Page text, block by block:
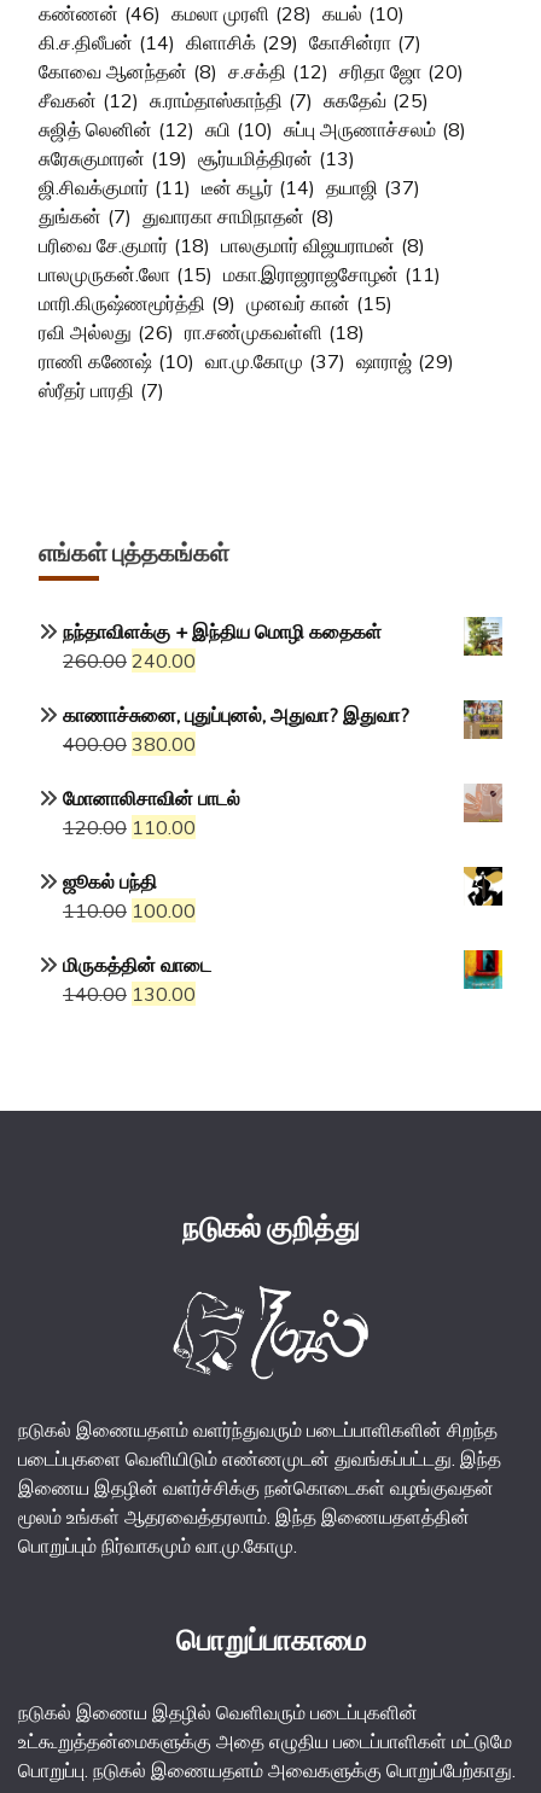
கண்ணன் (46) கமலா முரளி (28) கயல் (10)
கி.ச.திலீபன் (14) கிளாசிக் (29) கோசின்ரா (7)
கோவை ஆனந்தன் (8) ச.சக்தி (12) சரிதா ஜோ (20)
சீவகன் (12) சு.ராம்தாஸ்காந்தி (7) சுகதேவ் (25)
சுஜித் லெனின் (12) சுபி (10) சுப்பு அருணாச்சலம் (8)
சுரேசுகுமாரன் (19) சூர்யமித்திரன் (13)
ஜி.சிவக்குமார் (11) டீன் கபூர் (14) தயாஜி (37)
துங்கன் (7) துவாரகா சாமிநாதன் (8)
பரிவை சே.குமார் (18) பாலகுமார் விஜயராமன் (8)
பாலமுருகன்.லோ (15) மகா.இராஜராஜசோழன் (11)
மாரி.கிருஷ்ணமூர்த்தி (9) முனவர் கான் (15)
ரவி அல்லது (26) ரா.சண்முகவள்ளி (18)
ராணி கணேஷ் (10) வா.மு.கோமு (37) ஷாராஜ் (29)
ஸ்ரீதர் பாரதி (7)
எங்கள் புத்தகங்கள்
நந்தாவிளக்கு + இந்திய மொழி கதைகள்
260.00 Original
was:
₹260.00.
240.00
is:
காணாச்சுனை, புதுப்புனல், அதுவா? இதுவா?
400.00 Original
was:
₹400.00.
380.00
is:
மோனாலிசாவின் பாடல்
120.00 Original
was:
₹120.00.
110.00
ஜூகல் பந்தி
110.00 Original
was:
₹110.00.
100.00
is:
மிருகத்தின் வாடை
140.00 Original
130.00
நடுகல் குறித்து
நடுகல் இணையதளம் வளர்ந்துவரும் படைப்பாளிகளின் சிறந்த
படைப்புகளை வெளியிடும் எண்ணமுடன் துவங்கப்பட்டது. இந்த
இணைய இதழின் வளர்ச்சிக்கு நன்கொடைகள் வழங்குவதன்
மூலம் உங்கள் ஆதரவைத்தரலாம். இந்த இணையதளத்தின்
பொறுப்பும் நிர்வாகமும் வா.மு.கோமு.
பொறுப்பாகாமை
நடுகல் இணைய இதழில் வெளிவரும் படைப்புகளின்
உட்கூறுத்தன்மைகளுக்கு அதை எழுதிய படைப்பாளிகள் மட்டுமே
பொறுப்பு. நடுகல் இணையதளம் அவைகளுக்கு பொறுப்பேற்காது.